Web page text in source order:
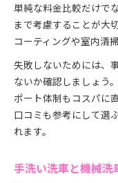
単純な料金比較だけで
まで考慮することが大
コーティングや室内清
失敗しないためには、
ないか確認しましょう
ポート体制もコスパに
口コミも参考にして選
れます。
手洗い洗車と機械洗